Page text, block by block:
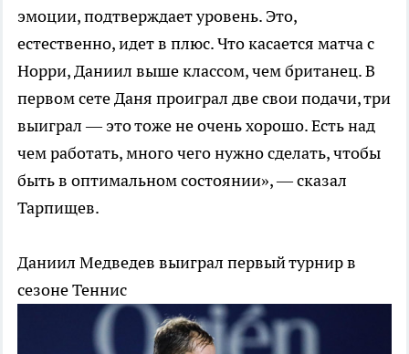
эмоции, подтверждает уровень. Это,
естественно, идет в плюс. Что касается матча с
Норри, Даниил выше классом, чем британец. В
первом сете Даня проиграл две свои подачи, три
выиграл — это тоже не очень хорошо. Есть над
чем работать, много чего нужно сделать, чтобы
быть в оптимальном состоянии», — сказал
Тарпищев.
Даниил Медведев выиграл первый турнир в
сезонеТеннис